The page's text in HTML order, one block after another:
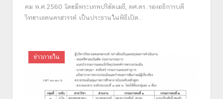
คม พ.ศ.2560 โดยมีพระเทพปริยัตเมธี, ผศ.ดร. รองอธิการบดี
วิทยาเขตนครสวรรค์ เป็นประธานในพิธีเปิด…
ข่าวภายใน